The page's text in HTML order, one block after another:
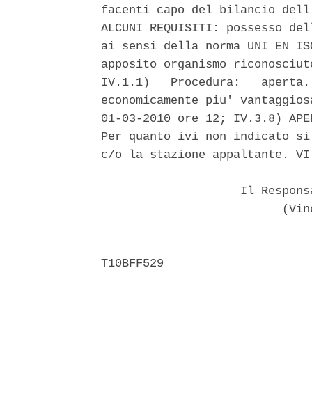
facenti capo del bilancio
ALCUNI REQUISITI:
ai sensi della norma UNI EN
apposito organismo
IV.1.1)   Procedura:   aperta.
economicamente piu'
01-03-2010 ore 12; IV.3.8)
Per quanto ivi non indicato
c/o la stazione appaltante.
Il